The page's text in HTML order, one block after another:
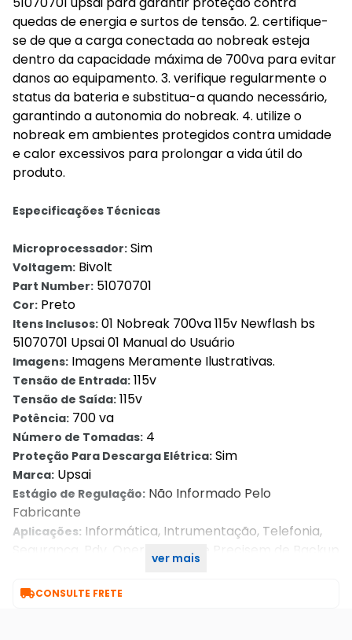
quedas de energia e surtos de tensão. 2. certifique-
se de que a carga conectada ao nobreak esteja
dentro da capacidade máxima de 700va para evitar
danos ao equipamento. 3. verifique regularmente o
status da bateria e substitua-a quando necessário,
garantindo a autonomia do nobreak. 4. utilize o
nobreak em ambientes protegidos contra umidade
e calor excessivos para prolongar a vida útil do
produto.
Especificações Técnicas
Microprocessador: Sim
Voltagem: Bivolt
Part Number: 51070701
Cor: Preto
Itens Inclusos: 01 Nobreak 700va 115v Newflash bs
51070701 Upsai 01 Manual do Usuário
Imagens: Imagens Meramente Ilustrativas.
Tensão de Entrada: 115v
Tensão de Saída: 115v
Potência: 700 va
Número de Tomadas: 4
Proteção Para Descarga Elétrica: Sim
Marca: Upsai
Estágio de Regulação: Não Informado Pelo
Fabricante
Aplicações: Informática, Intrumentação, Telefonia,
Segurança, Pdv, Operações Que Precisem de Backup
ver mais
CONSULTE FRETE